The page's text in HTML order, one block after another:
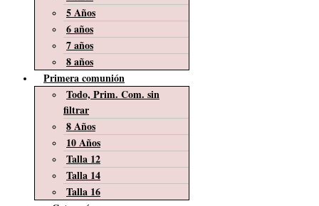
5 Años
6 años
7 años
8 años
Primera comunión
Todo, Prim. Com. sin
filtrar
8 Años
10 Años
Talla 12
Talla 14
Talla 16